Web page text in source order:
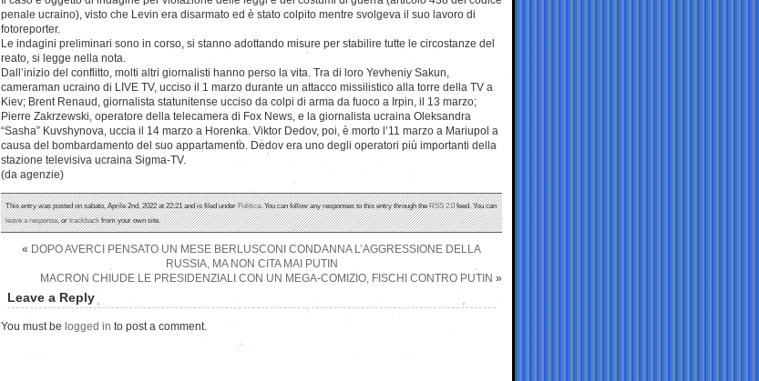
penale ucraino), visto che Levin era disarmato ed è stato colpito mentre svolgeva il suo lavoro di
fotoreporter.
Le indagini preliminari sono in corso, si stanno adottando misure per stabilire tutte le circostanze del
reato, si legge nella nota.
Dall’inizio del conflitto, molti altri giornalisti hanno perso la vita. Tra di loro Yevheniy Sakun,
cameraman ucraino di LIVE TV, ucciso il 1 marzo durante un attacco missilistico alla torre della TV a
Kiev; Brent Renaud, giornalista statunitense ucciso da colpi di arma da fuoco a Irpin, il 13 marzo;
Pierre Zakrzewski, operatore della telecamera di Fox News, e la giornalista ucraina Oleksandra
“Sasha” Kuvshynova, uccia il 14 marzo a Horenka. Viktor Dedov, poi, è morto l’11 marzo a Mariupol a
causa del bombardamento del suo appartamento. Dedov era uno degli operatori più importanti della
stazione televisiva ucraina Sigma-TV.
(da agenzie)
This entry was posted on sabato, Aprile 2nd, 2022 at 22:21 and is filed underPolitica. You can follow any responses to this entry through theRSS 2.0feed. You can
leave a response, ortrackbackfrom your own site.
« DOPO AVERCI PENSATO UN MESE BERLUSCONI CONDANNA L’AGGRESSIONE DELLA
RUSSIA, MA NON CITA MAI PUTIN
MACRON CHIUDE LE PRESIDENZIALI CON UN MEGA-COMIZIO, FISCHI CONTRO PUTIN »
Leave a Reply
You must be logged in to post a comment.